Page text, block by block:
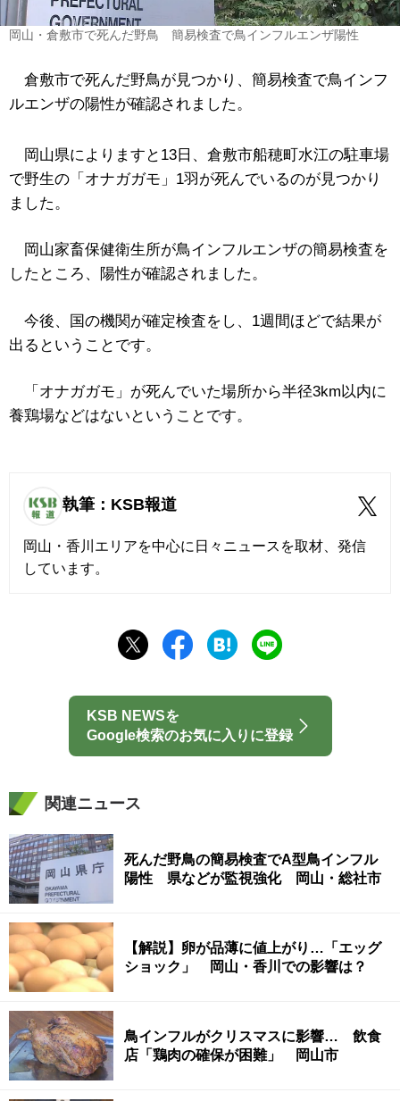
岡山・倉敷市で死んだ野鳥 簡易検査で鳥インフルエンザ陽性
倉敷市で死んだ野鳥が見つかり、簡易検査で鳥インフ
ルエンザの陽性が確認されました。
岡山県によりますと13日、倉敷市船穂町水江の駐車場
で野生の「オナガガモ」1羽が死んでいるのが見つかり
ました。
岡山家畜保健衛生所が鳥インフルエンザの簡易検査を
したところ、陽性が確認されました。
今後、国の機関が確定検査をし、1週間ほどで結果が
出るということです。
「オナガガモ」が死んでいた場所から半径3km以内に
養鶏場などはないということです。
執筆：KSB報道
岡山・香川エリアを中心に日々ニュースを取材、発信
しています。
KSB NEWSを
Google検索のお気に入りに登録
関連ニュース
死んだ野鳥の簡易検査でA型鳥インフル
陽性 県などが監視強化 岡山・総社市
【解説】卵が品薄に値上がり…「エッグ
ショック」 岡山・香川での影響は？
鳥インフルがクリスマスに影響… 飲食
店「鶏肉の確保が困難」 岡山市